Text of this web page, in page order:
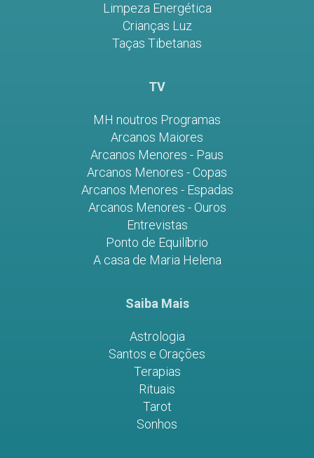
Limpeza Energética
Crianças Luz
Taças Tibetanas
TV
MH noutros Programas
Arcanos Maiores
Arcanos Menores - Paus
Arcanos Menores - Copas
Arcanos Menores - Espadas
Arcanos Menores - Ouros
Entrevistas
Ponto de Equilíbrio
A casa de Maria Helena
Saiba Mais
Astrologia
Santos e Orações
Terapias
Rituais
Tarot
Sonhos